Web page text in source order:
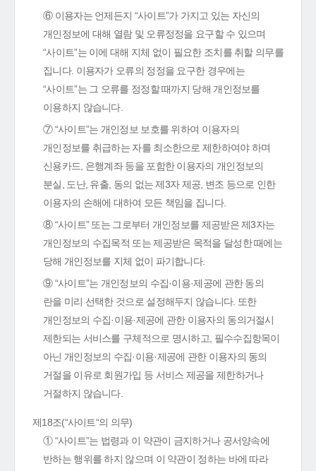
⑥ 이용자는 언제든지 “사이트”가 가지고 있는 자신의
개인정보에 대해 열람 및 오류정정을 요구할 수 있으며
“사이트”는 이에 대해 지체 없이 필요한 조치를 취할 의무를
집니다. 이용자가 오류의 정정을 요구한 경우에는
“사이트”는 그 오류를 정정할 때까지 당해 개인정보를
이용하지 않습니다.
⑦ “사이트”는 개인정보 보호를 위하여 이용자의
개인정보를 취급하는 자를 최소한으로 제한하여야 하며
신용카드, 은행계좌 등을 포함한 이용자의 개인정보의
분실, 도난, 유출, 동의 없는 제3자 제공, 변조 등으로 인한
이용자의 손해에 대하여 모든 책임을 집니다.
⑧ “사이트” 또는 그로부터 개인정보를 제공받은 제3자는
개인정보의 수집목적 또는 제공받은 목적을 달성한 때에는
당해 개인정보를 지체 없이 파기합니다.
⑨ “사이트”는 개인정보의 수집·이용·제공에 관한 동의
란을 미리 선택한 것으로 설정해두지 않습니다. 또한
개인정보의 수집·이용·제공에 관한 이용자의 동의거절시
제한되는 서비스를 구체적으로 명시하고, 필수수집항목이
아닌 개인정보의 수집·이용·제공에 관한 이용자의 동의
거절을 이유로 회원가입 등 서비스 제공을 제한하거나
거절하지 않습니다.
제18조(“사이트“의 의무)
① “사이트”는 법령과 이 약관이 금지하거나 공서양속에
반하는 행위를 하지 않으며 이 약관이 정하는 바에 따라